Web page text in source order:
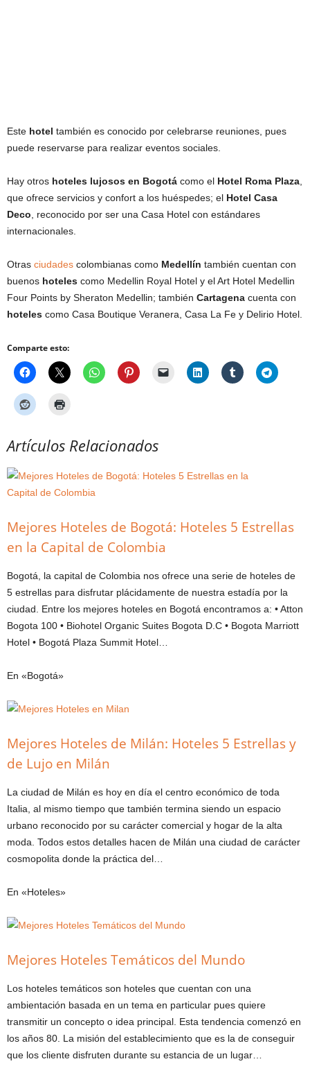
Este hotel también es conocido por celebrarse reuniones, pues
puede reservarse para realizar eventos sociales.
Hay otros hoteles lujosos en Bogotá como el Hotel Roma Plaza
que ofrece servicios y confort a los huéspedes; el Hotel Casa
Deco , reconocido por ser una Casa Hotel con estándares
internacionales.
Otras ciudades colombianas como Medellín también cuentan con
buenos hoteles como Medellin Royal Hotel y el Art Hotel Medellin
Four Points by Sheraton Medellin; también Cartagena cuenta con
hoteles como Casa Boutique Veranera, Casa La Fe y Delirio Hotel.
Comparte esto:
Artículos Relacionados
Mejores Hoteles de Bogotá: Hoteles 5 Estrellas
en la Capital de Colombia
Bogotá, la capital de Colombia nos ofrece una serie de hoteles de
5 estrellas para disfrutar plácidamente de nuestra estadía por la
ciudad. Entre los mejores hoteles en Bogotá encontramos a: • Atton
Bogota 100 • Biohotel Organic Suites Bogota D.C • Bogota Marriott
Hotel • Bogotá Plaza Summit Hotel…
En «Bogotá»
Mejores Hoteles de Milán: Hoteles 5 Estrellas y
de Lujo en Milán
La ciudad de Milán es hoy en día el centro económico de toda
Italia, al mismo tiempo que también termina siendo un espacio
urbano reconocido por su carácter comercial y hogar de la alta
moda. Todos estos detalles hacen de Milán una ciudad de carácter
cosmopolita donde la práctica del…
En «Hoteles»
Mejores Hoteles Temáticos del Mundo
Los hoteles temáticos son hoteles que cuentan con una
ambientación basada en un tema en particular pues quiere
transmitir un concepto o idea principal. Esta tendencia comenzó en
los años 80. La misión del establecimiento que es la de conseguir
que los cliente disfruten durante su estancia de un lugar…